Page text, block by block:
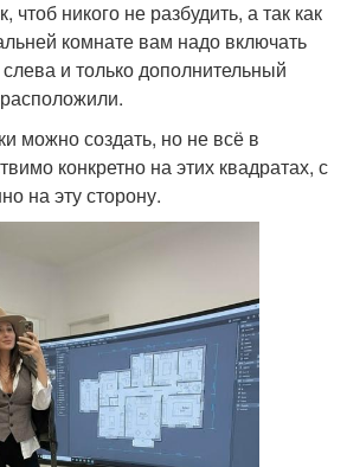
чтоб никого не разбудить, а так как
комнате вам надо включать
и только дополнительный
можно создать, но не всё в
конкретно на этих квадратах, с
на эту сторону.